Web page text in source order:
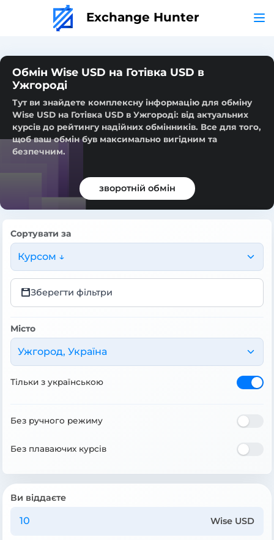
Exchange Hunter
Обмін Wise USD на Готівка USD в
Ужгороді
Тут ви знайдете комплексну інформацію для обміну
Wise USD на Готівка USD в Ужгороді: від актуальних
курсів до рейтингу надійних обмінників. Все для того,
щоб ваш обмін був максимально вигідним та
безпечним.
зворотній обмін
Сортувати за
Курсом ↓
Зберегти фільтри
Місто
Ужгород, Україна
Тільки з українською
Без ручного режиму
Без плаваючих курсів
Ви віддаєте
Wise USD